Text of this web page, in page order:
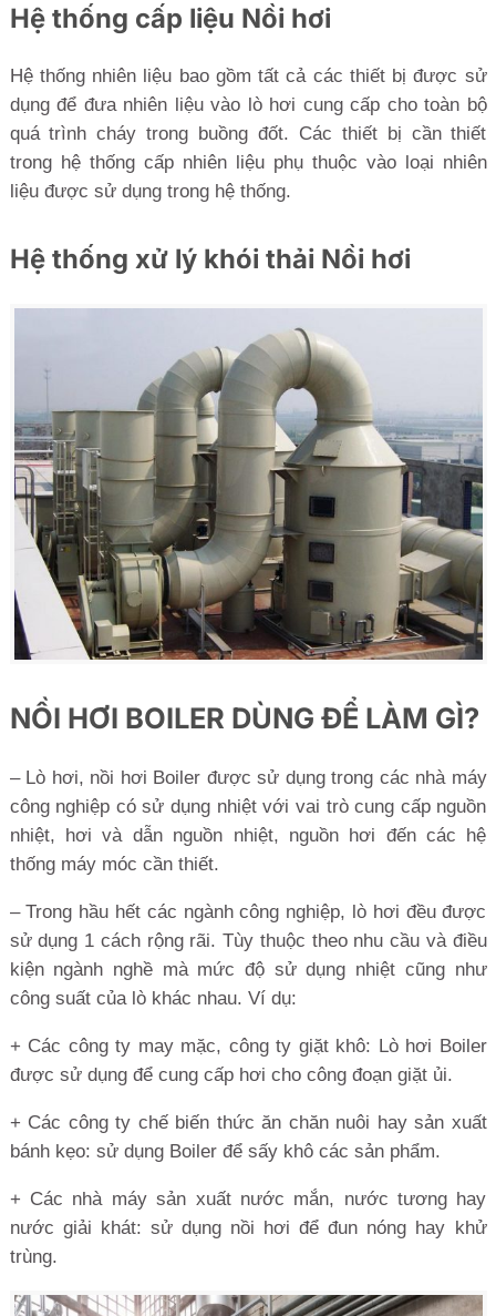
Hệ thống cấp liệu Nồi hơi
Hệ thống nhiên liệu bao gồm tất cả các thiết bị được sử
dụng để đưa nhiên liệu vào lò hơi cung cấp cho toàn bộ
quá trình cháy trong buồng đốt. Các thiết bị cần thiết
trong hệ thống cấp nhiên liệu phụ thuộc vào loại nhiên
liệu được sử dụng trong hệ thống.
Hệ thống xử lý khói thải Nồi hơi
NỒI HƠI BOILER DÙNG ĐỂ LÀM GÌ?
– Lò hơi, nồi hơi Boiler được sử dụng trong các nhà máy
công nghiệp có sử dụng nhiệt với vai trò cung cấp nguồn
nhiệt, hơi và dẫn nguồn nhiệt, nguồn hơi đến các hệ
thống máy móc cần thiết.
– Trong hầu hết các ngành công nghiệp, lò hơi đều được
sử dụng 1 cách rộng rãi. Tùy thuộc theo nhu cầu và điều
kiện ngành nghề mà mức độ sử dụng nhiệt cũng như
công suất của lò khác nhau. Ví dụ:
+ Các công ty may mặc, công ty giặt khô: Lò hơi Boiler
được sử dụng để cung cấp hơi cho công đoạn giặt ủi.
+ Các công ty chế biến thức ăn chăn nuôi hay sản xuất
bánh kẹo: sử dụng Boiler để sấy khô các sản phẩm.
+ Các nhà máy sản xuất nước mắn, nước tương hay
nước giải khát: sử dụng nồi hơi để đun nóng hay khử
trùng.